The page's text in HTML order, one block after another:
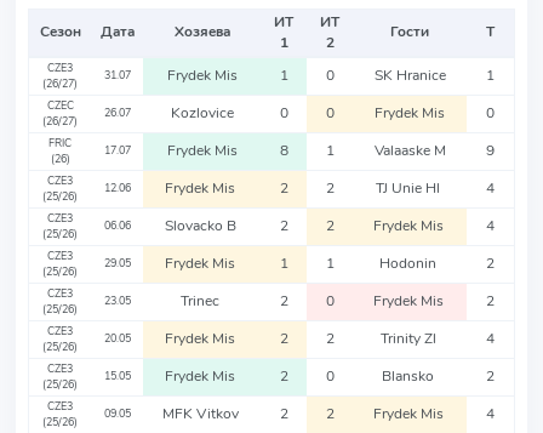
Сезон Дата Хозяева
ИТ
1
ИТ
2
Гости Т
CZE3
(26/27)
31.07 Frydek Mis 1 0 SK Hranice 1
CZEC
(26/27)
26.07 Kozlovice 0 0 Frydek Mis 0
FRIC
(26)
17.07 Frydek Mis 8 1 Valaaske M 9
CZE3
(25/26)
12.06 Frydek Mis 2 2 TJ Unie Hl 4
CZE3
(25/26)
06.06 Slovacko B 2 2 Frydek Mis 4
CZE3
(25/26)
29.05 Frydek Mis 1 1 Hodonin 2
CZE3
(25/26)
23.05 Trinec 2 0 Frydek Mis 2
CZE3
(25/26)
20.05 Frydek Mis 2 2 Trinity Zl 4
CZE3
(25/26)
15.05 Frydek Mis 2 0 Blansko 2
CZE3
(25/26)
09.05 MFK Vitkov 2 2 Frydek Mis 4